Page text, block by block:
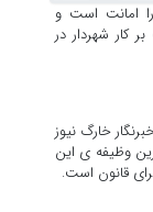
امانت است و
کار شهردار در
خارگ نیوز
وظیفه ی این
قانون است.